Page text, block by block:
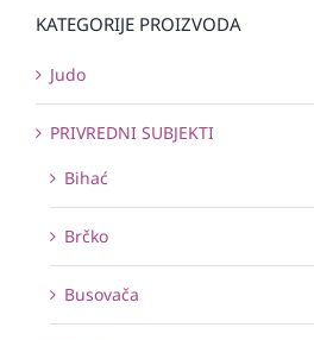
KATEGORIJE PROIZVODA
Judo
PRIVREDNI SUBJEKTI
Bihać
Brčko
Busovača